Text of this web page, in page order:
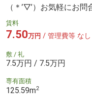
（＊’▽’）お気軽にお問
賃料
7.50万円 / 管理費等 なし
敷 / 礼
7.5万円 / 7.5万円
専有面積
125.59m2